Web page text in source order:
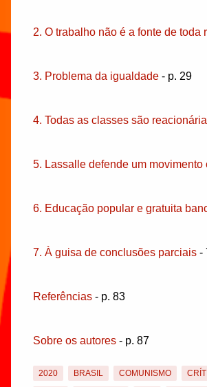
2. O trabalho não é a fonte de toda
3. Problema da igualdade - p. 29
4. Todas as classes são
5. Lassalle defende um
6. Educação popular e gratuita
7. À guisa de conclusões parciais -
Referências - p. 83
Sobre os autores - p. 87
2020 BRASIL COMUNISMO